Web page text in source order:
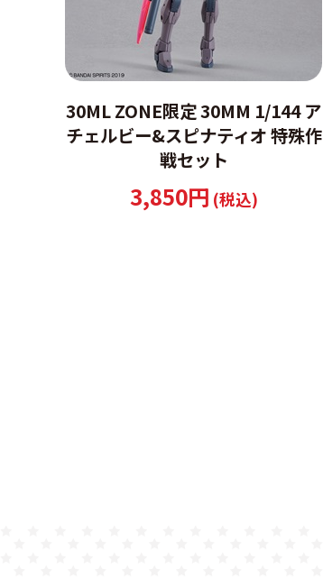
30ML ZONE限定 30MM 1/144 ア
チェルビー&スピナティオ 特殊作
戦セット
3,850円 (税込)